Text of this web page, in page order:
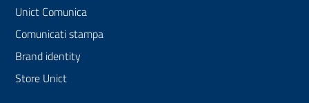
Unict Comunica
Comunicati stampa
Brand identity
Store Unict